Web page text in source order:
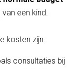
een kind.
kosten zijn:
consultaties bij